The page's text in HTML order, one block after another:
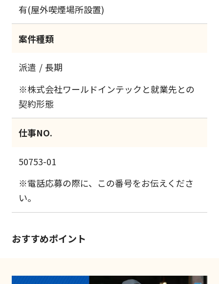
有(屋外喫煙場所設置)
案件種類
派遣
長期
※株式会社ワールドインテックと就業先との
契約形態
仕事NO.
50753-01
※電話応募の際に、この番号をお伝えくださ
い。
おすすめポイント